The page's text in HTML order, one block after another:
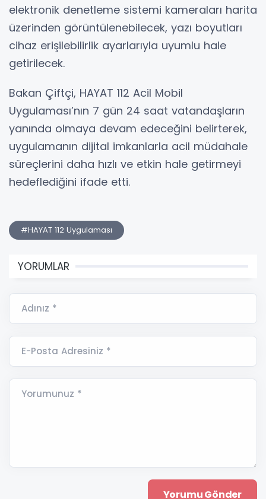
elektronik denetleme sistemi kameraları harita
üzerinden görüntülenebilecek, yazı boyutları
cihaz erişilebilirlik ayarlarıyla uyumlu hale
getirilecek.
Bakan Çiftçi, HAYAT 112 Acil Mobil
Uygulaması’nın 7 gün 24 saat vatandaşların
yanında olmaya devam edeceğini belirterek,
uygulamanın dijital imkanlarla acil müdahale
süreçlerini daha hızlı ve etkin hale getirmeyi
hedeflediğini ifade etti.
#HAYAT 112 Uygulaması
YORUMLAR
Adınız *
E-Posta Adresiniz *
Yorumunuz *